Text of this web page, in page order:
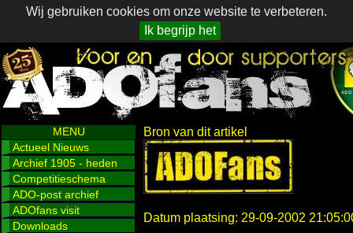
Wij gebruiken cookies om onze website te verbeteren.
Ik begrijp het
MENU
Actueel Nieuws
Archief 1905 - heden
Competitieschema
ADO-post archief
ADOfans visit
Downloads
Bron van dit artikel
Datum plaatsing: 29-09-2002